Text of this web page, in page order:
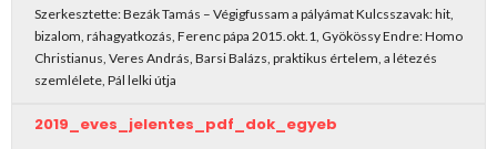
Szerkesztette: Bezák Tamás – Végigfussam a pályámat Kulcsszavak: hit,
bizalom, ráhagyatkozás, Ferenc pápa 2015.okt.1, Gyökössy Endre: Homo
Christianus, Veres András, Barsi Balázs, praktikus értelem, a létezés
szemlélete, Pál lelki útja
2019_eves_jelentes_pdf_dok_egyeb